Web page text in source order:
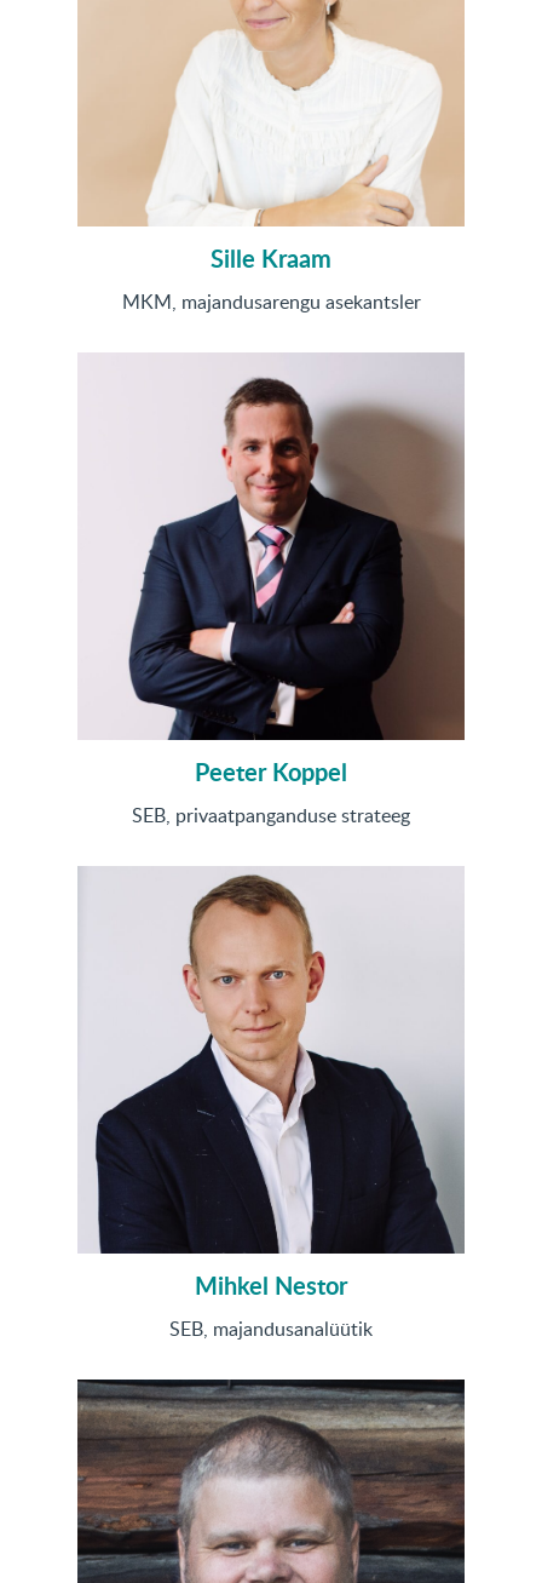
Sille Kraam
MKM, majandusarengu asekantsler
Peeter Koppel
SEB, privaatpanganduse strateeg
Mihkel Nestor
SEB, majandusanalüütik